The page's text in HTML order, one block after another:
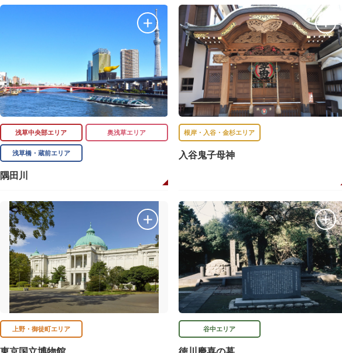
浅草中央部エリア 奥浅草エリア
浅草橋・蔵前エリア
隅田川
根岸・入谷・金杉エリア
入谷鬼子母神
上野・御徒町エリア 谷中エリア